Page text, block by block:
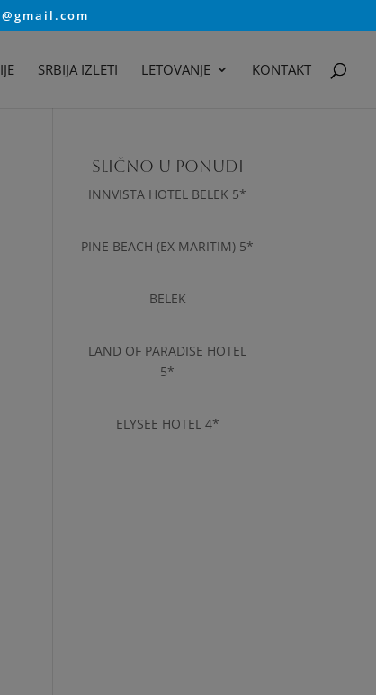
SRBIJA IZLETI LETOVANJE KONTAKT
SLIČNO U PONUDI
INNVISTA HOTEL BELEK 5*
PINE BEACH (EX MARITIM) 5*
BELEK
LAND OF PARADISE HOTEL
5*
ELYSEE HOTEL 4*